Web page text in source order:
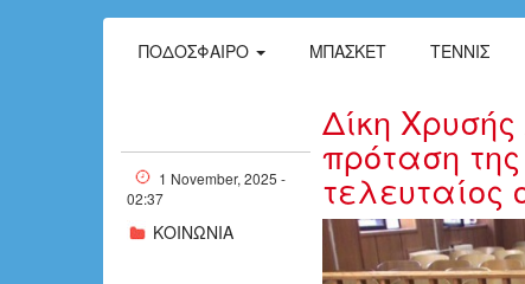
ΠΟΔΌΣΦΑΙΡΟ ΜΠΆΣΚΕΤ ΤΈΝΝΙΣ
1 November, 2025 -
02:37
ΚΟΙΝΩΝΙΑ
Δίκη
πρόταση
τελευταίος
w31-